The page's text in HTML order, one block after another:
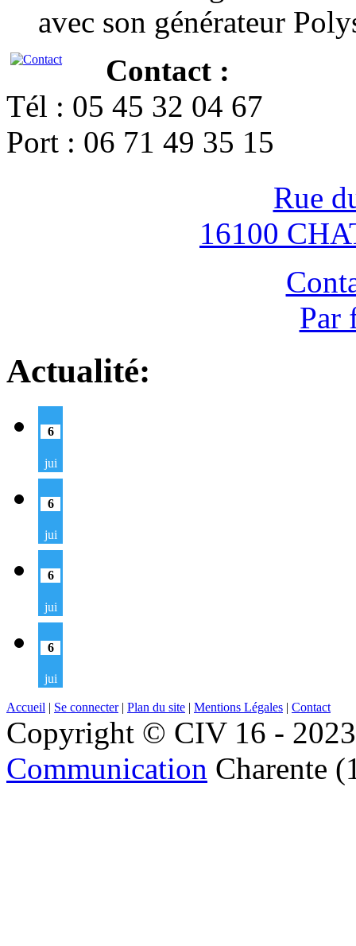
avec son générateur
Contact :
Tél : 05 45 32 04 67
Port : 06 71 49 35 15
Rue
16100
Par
Actualité:
6
jui
6
jui
6
jui
6
jui
Accueil | Se connecter| Plan du site | Mentions Légales | Contact
Copyright © CIV 16 -
Communication Charente